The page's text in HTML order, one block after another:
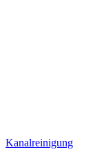
Kanalreinigung